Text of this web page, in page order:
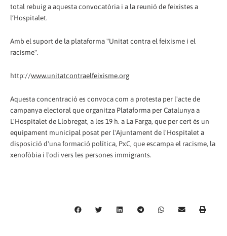
total rebuig a aquesta convocatòria i a la reunió de feixistes a
l’Hospitalet.
Amb el suport de la plataforma "Unitat contra el feixisme i el
racisme".
http://www.unitatcontraelfeixisme.org
Aquesta concentració es convoca com a protesta per l'acte de
campanya electoral que organitza Plataforma per Catalunya a
L'Hospitalet de Llobregat, a les 19 h. a La Farga, que per cert és un
equipament municipal posat per l'Ajuntament de l'Hospitalet a
disposició d'una formació política, PxC, que escampa el racisme, la
xenofòbia i l'odi vers les persones immigrants.